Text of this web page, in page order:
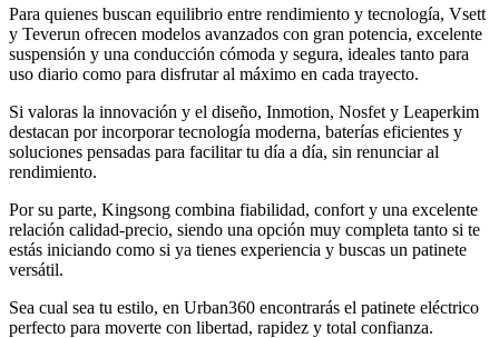
Para quienes buscan equilibrio entre rendimiento y tecnología, Vsett
y Teverun ofrecen modelos avanzados con gran potencia, excelente
suspensión y una conducción cómoda y segura, ideales tanto para
uso diario como para disfrutar al máximo en cada trayecto.
Si valoras la innovación y el diseño, Inmotion, Nosfet y Leaperkim
destacan por incorporar tecnología moderna, baterías eficientes y
soluciones pensadas para facilitar tu día a día, sin renunciar al
rendimiento.
Por su parte, Kingsong combina fiabilidad, confort y una excelente
relación calidad-precio, siendo una opción muy completa tanto si te
estás iniciando como si ya tienes experiencia y buscas un patinete
versátil.
Sea cual sea tu estilo, en Urban360 encontrarás el patinete eléctrico
perfecto para moverte con libertad, rapidez y total confianza.